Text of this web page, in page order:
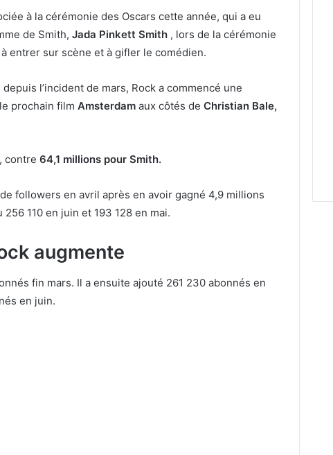
à la cérémonie des Oscars cette année, qui a eu
de Smith, Jada Pinkett Smith , lors de la cérémonie
entrer sur scène et à gifler le comédien.
l’incident de mars, Rock a commencé une
prochain film Amsterdam aux côtés de Christian Bale,
contre 64,1 millions pour Smith.
followers en avril après en avoir gagné 4,9 millions
110 en juin et 193 128 en mai.
augmente
fin mars. Il a ensuite ajouté 261 230 abonnés en
en juin.